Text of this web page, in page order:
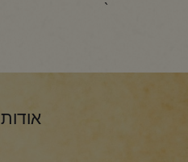
`
אודות